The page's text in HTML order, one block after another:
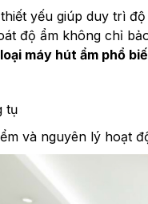
yếu giúp duy trì
độ ẩm không chỉ
máy hút ẩm phổ
tụ
và nguyên lý hoạt